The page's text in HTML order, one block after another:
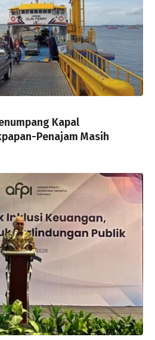
Kapal
Penajam Masih